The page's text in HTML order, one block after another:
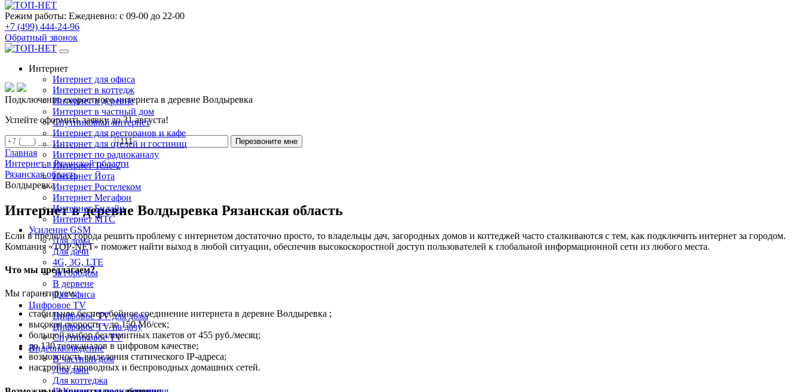
Режим работы: Ежедневно: с 09-00 до 22-00
+7 (499) 444-24-96
Обратный звонок
Интернет
Интернет для офиса
Интернет в коттедж
Интернет в деревне
Интернет в частный дом
Спутниковый интернет
Интернет для ресторанов и кафе
Интернет для отелей и гостиниц
Интернет по радиоканалу
Интернет Теле-2
Интернет Йота
Интернет Ростелеком
Интернет Мегафон
Интернет Билайн
Интернет МТС
Усиление GSM
Для дома
Для дачи
4G, 3G, LTE
За городом
В дервене
Для офиса
Цифровое TV
Цифровое TV для дома
Цифровое TV на дачу
Спутниковое TV
Видеонаблюдение
В частный дом
Для дачи
Для коттеджа
Подключение скоростного интернета в деревне Волдыревка
Успейте оформить заявку до 31 августа!
Перезвоните мне
Главная
Интернет в Рязанской области
Рязанская область
Волдыревка
Интернет в деревне Волдыревка Рязанская область
Если в пределах города решить проблему с интернетом достаточно просто, то владельцы дач, загородных домов и коттеджей часто сталкиваются с тем, как подключить интернет за городом.
Компания «TOP-NET» поможет найти выход в любой ситуации, обеспечив высокоскоростной доступ пользователей к глобальной информационной сети из любого места.
Что мы предлагаем?
Мы гарантируем:
стабильное бесперебойное соединение интернета в деревне Волдыревка ;
высокая скорость – до 150 Мб/сек;
большой выбор безлимитных пакетов от 455 руб./месяц;
до 130 телеканалов в цифровом качестве;
возможность выделения статического IP-адреса;
настройку проводных и беспроводных домашних сетей.